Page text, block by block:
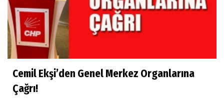
Cemil Ekşi’den Genel Merkez Organlarına
Çağrı!